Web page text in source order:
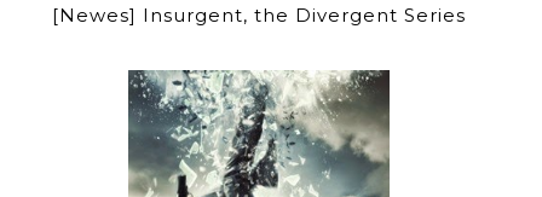
[Newes] Insurgent, the Divergent Series